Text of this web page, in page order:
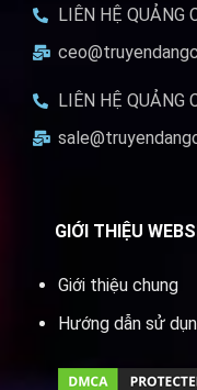
LIÊN HỆ QUẢNG
LIÊN HỆ QUẢNG
GIỚI THIỆU
Giới thiệu chung
Hướng dẫn sử